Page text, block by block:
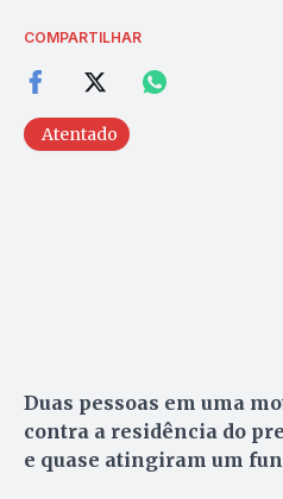
COMPARTILHAR
Atentado
Duas pessoas em uma
contra a residência do
e quase atingiram um